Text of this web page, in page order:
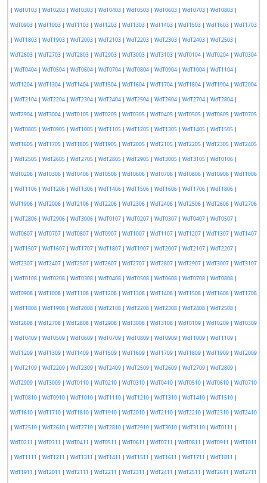
| WdT0103| WdT0203| WdT0303| WdT0403| WdT0503| WdT0603| WdT0703| WdT0803|
WdT0903| WdT1003| WdT1103| WdT1203| WdT1303| WdT1403| WdT1503| WdT1603| WdT1703
| WdT1803| WdT1903| WdT2003| WdT2103| WdT2203| WdT2303| WdT2403| WdT2503|
WdT2603| WdT2703| WdT2803| WdT2903| WdT3003| WdT3103| WdT0104| WdT0204| WdT0304
| WdT0404| WdT0504| WdT0604| WdT0704| WdT0804| WdT0904| WdT1004| WdT1104|
WdT1204| WdT1304| WdT1404| WdT1504| WdT1604| WdT1704| WdT1804| WdT1904| WdT2004
| WdT2104| WdT2204| WdT2304| WdT2404| WdT2504| WdT2604| WdT2704| WdT2804|
WdT2904| WdT3004| WdT0105| WdT0205| WdT0305| WdT0405| WdT0505| WdT0605| WdT0705
| WdT0805| WdT0905| WdT1005| WdT1105| WdT1205| WdT1305| WdT1405| WdT1505|
WdT1605| WdT1705| WdT1805| WdT1905| WdT2005| WdT2105| WdT2205| WdT2305| WdT2405
| WdT2505| WdT2605| WdT2705| WdT2805| WdT2905| WdT3005| WdT3105| WdT0106|
WdT0206| WdT0306| WdT0406| WdT0506| WdT0606| WdT0706| WdT0806| WdT0906| WdT1006
| WdT1106| WdT1206| WdT1306| WdT1406| WdT1506| WdT1606| WdT1706| WdT1806|
WdT1906| WdT2006| WdT2106| WdT2206| WdT2306| WdT2406| WdT2506| WdT2606| WdT2706
| WdT2806| WdT2906| WdT3006| WdT0107| WdT0207| WdT0307| WdT0407| WdT0507|
WdT0607| WdT0707| WdT0807| WdT0907| WdT1007| WdT1107| WdT1207| WdT1307| WdT1407
| WdT1507| WdT1607| WdT1707| WdT1807| WdT1907| WdT2007| WdT2107| WdT2207|
WdT2307| WdT2407| WdT2507| WdT2607| WdT2707| WdT2807| WdT2907| WdT3007| WdT3107
| WdT0108| WdT0208| WdT0308| WdT0408| WdT0508| WdT0608| WdT0708| WdT0808|
WdT0908| WdT1008| WdT1108| WdT1208| WdT1308| WdT1408| WdT1508| WdT1608| WdT1708
| WdT1808| WdT1908| WdT2008| WdT2108| WdT2208| WdT2308| WdT2408| WdT2508|
WdT2608| WdT2708| WdT2808| WdT2908| WdT3008| WdT3108| WdT0109| WdT0209| WdT0309
| WdT0409| WdT0509| WdT0609| WdT0709| WdT0809| WdT0909| WdT1009| WdT1109|
WdT1209| WdT1309| WdT1409| WdT1509| WdT1609| WdT1709| WdT1809| WdT1909| WdT2009
| WdT2109| WdT2209| WdT2309| WdT2409| WdT2509| WdT2609| WdT2709| WdT2809|
WdT2909| WdT3009| WdT0110| WdT0210| WdT0310| WdT0410| WdT0510| WdT0610| WdT0710
| WdT0810| WdT0910| WdT1010| WdT1110| WdT1210| WdT1310| WdT1410| WdT1510|
WdT1610| WdT1710| WdT1810| WdT1910| WdT2010| WdT2110| WdT2210| WdT2310| WdT2410
| WdT2510| WdT2610| WdT2710| WdT2810| WdT2910| WdT3010| WdT3110| WdT0111 |
WdT0211 | WdT0311 | WdT0411 | WdT0511 | WdT0611 | WdT0711 | WdT0811 | WdT0911 | WdT1011
| WdT1111 | WdT1211 | WdT1311 | WdT1411 | WdT1511 | WdT1611 | WdT1711 | WdT1811 |
WdT1911 | WdT2011 | WdT2111 | WdT2211 | WdT2311 | WdT2411 | WdT2511 | WdT2611 | WdT2711